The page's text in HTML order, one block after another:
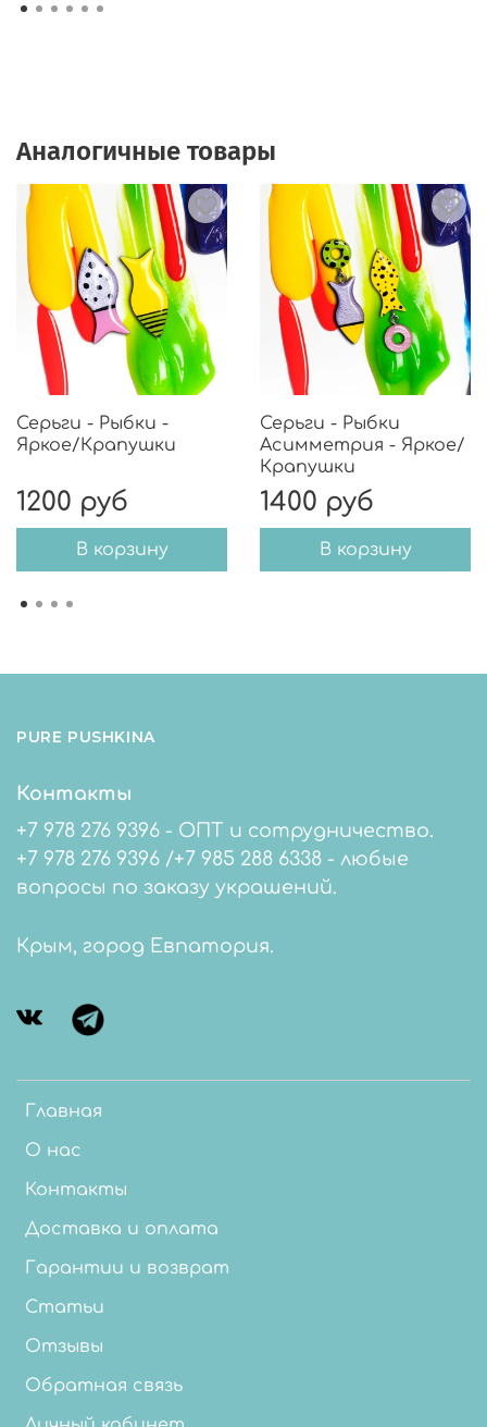
Аналогичные товары
Серьги - Рыбки -
Яркое/Крапушки
1200 руб
В корзину
Серьги - Рыбки
Асимметрия - Яркое/
Крапушки
1400 руб
В корзину
PURE PUSHKINA
Главная
О нас
Контакты
Доставка и оплата
Гарантии и возврат
Статьи
Отзывы
Обратная связь
Контакты
+7 978 276 9396 - ОПТ и сотрудничество.
+7 978 276 9396 /+7 985 288 6338 - любые
вопросы по заказу украшений.
Крым, город Евпатория.